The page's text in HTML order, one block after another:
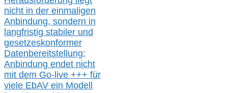
nicht in der einmaligen
Anbindung, sondern in
langfristig stabiler und
gesetzeskonformer
Datenbereitstellung;
Anbindung endet nicht
mit dem Go-live +++ für
viele EbAV ein Modell